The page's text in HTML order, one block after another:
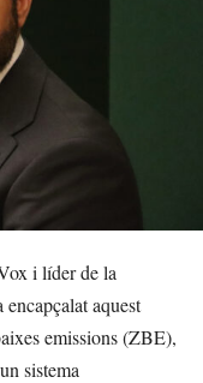
i líder de la
aquest
emissions (ZBE),
sistema